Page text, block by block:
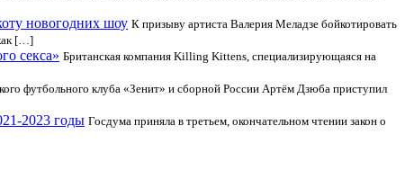
новогодних шоу К призыву артиста Валерия Меладзе бойкотировать
[…]
секса» Британская компания Killing Kittens, специализирующаяся на
футбольного клуба «Зенит» и сборной России Артём Дзюба приступил
2023 годы Госдума приняла в третьем, окончательном чтении закон о